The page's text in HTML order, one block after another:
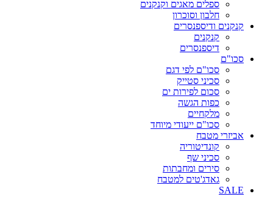
ספלים מאגים וקנקנים
חלבון וסוכרון
קנקנים ודיספנסרים
קנקנים
דיספנסרים
סכו"ם
סכו"ם לפי דגם
סכיני סטייק
סכום לפירות ים
כפות הגשה
מלקחיים
סכו"ם ייעודי מיוחד
אביזרי מטבח
קונדיטוריה
סכיני שף
סירים ומחבתות
גאדג'טים למטבח
SALE